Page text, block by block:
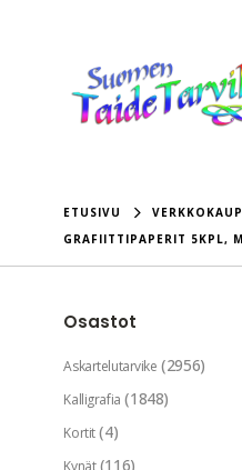
ETUSIVU
GRAFIITTIPAPERIT 5KPL,
Osastot
Askartelutarvike (2956)
Kalligrafia (1848)
Kortit (4)
(116)